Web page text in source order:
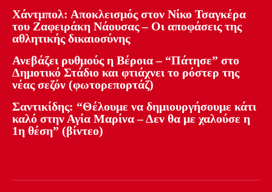
Χάντμπολ: Αποκλεισμός στον Νίκο Τσαγκέρα
του Ζαφειράκη Νάουσας – Οι αποφάσεις της
αθλητικής δικαιοσύνης
Ανεβάζει ρυθμούς η Βέροια – “Πάτησε” στο
Δημοτικό Στάδιο και φτιάχνει το ρόστερ της
νέας σεζόν (φωτορεπορτάζ)
Σαντικίδης: “Θέλουμε να δημιουργήσουμε κάτι
καλό στην Αγία Μαρίνα – Δεν θα με χαλούσε η
1η θέση” (βίντεο)